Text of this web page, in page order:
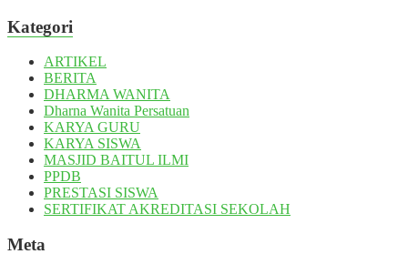
Kategori
ARTIKEL
BERITA
DHARMA WANITA
Dharna Wanita Persatuan
KARYA GURU
KARYA SISWA
MASJID BAITUL ILMI
PPDB
PRESTASI SISWA
SERTIFIKAT AKREDITASI SEKOLAH
Meta